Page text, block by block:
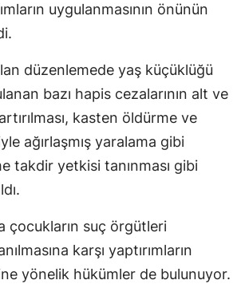
uygulanmasının önünün
düzenlemede yaş küçüklüğü
bazı hapis cezalarının alt ve
artırılması, kasten öldürme ve
ağırlaşmış yaralama gibi
takdir yetkisi tanınması gibi
çocukların suç örgütleri
karşı yaptırımların
yönelik hükümler de bulunuyor.